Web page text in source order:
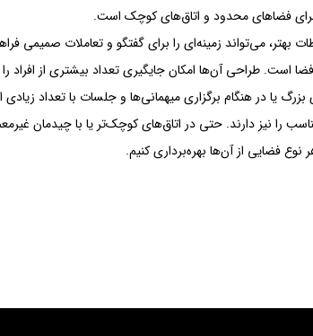
برای فضاهای محدود و اتاق‌های کوچک است.
می‌تواند زمینه‌ای را برای گفتگو و تعاملات صمیمی
فضا است. طراحی آن‌ها امکان جایگیری تعداد بیشتری از
یا در هنگام برگزاری میهمانی‌ها و جلسات با تعداد زیادی
را نیز دارند. حتی در اتاق‌های کوچک‌تر یا با چیدمان
فضایی از آن‌ها بهره‌برداری کنیم.